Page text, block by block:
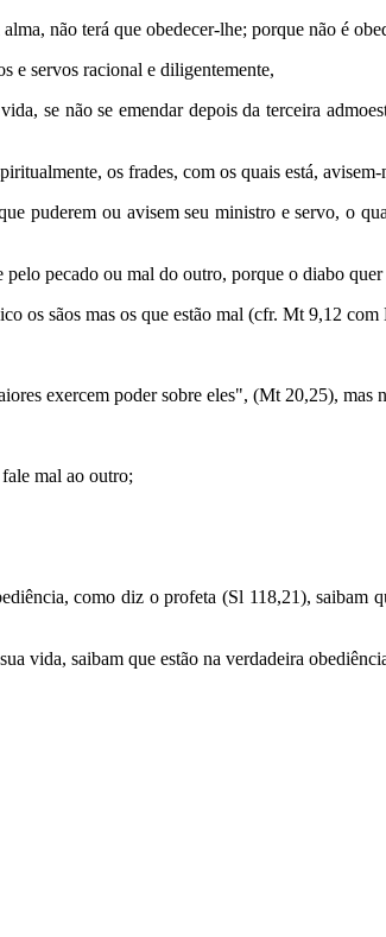
não terá que obedecer-lhe; porque não é
e servos racional e diligentemente,
se não se emendar depois da terceira
os frades, com os quais está,
puderem ou avisem seu ministro e servo, o
pecado ou mal do outro, porque o diabo
os sãos mas os que estão mal (cfr. Mt 9,12
exercem poder sobre eles", (Mt 20,25), mas
mal ao outro;
como diz o profeta (Sl 118,21), saibam
vida, saibam que estão na verdadeira